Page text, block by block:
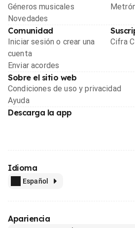
Géneros musicales
Novedades
Comunidad
Iniciar sesión o crear una
cuenta
Enviar acordes
Cifra
Sobre el sitio web
Condiciones de uso y privacidad
Ayuda
Descarga la app
Idioma
Español
Apariencia